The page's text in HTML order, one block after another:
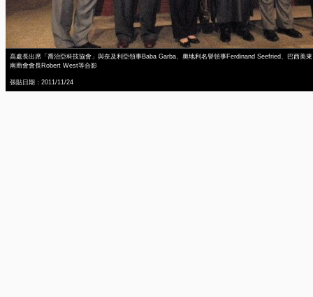
高處長出席「喬治亞科技協會」與奈及利亞領事Baba Garba、奧地利名譽領事Ferdinand Seefried、巴西美東
南商會會長Robert West等合影
張貼日期：2011/11/24